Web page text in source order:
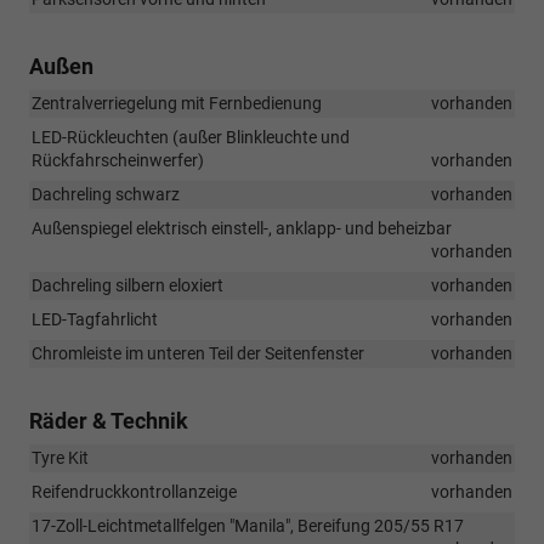
Außen
Zentralverriegelung mit Fernbedienung
vorhanden
LED-Rückleuchten (außer Blinkleuchte und
Rückfahrscheinwerfer)
vorhanden
Dachreling schwarz
vorhanden
Außenspiegel elektrisch einstell-, anklapp- und beheizbar
vorhanden
Dachreling silbern eloxiert
vorhanden
LED-Tagfahrlicht
vorhanden
Chromleiste im unteren Teil der Seitenfenster
vorhanden
Räder & Technik
Tyre Kit
vorhanden
Reifendruckkontrollanzeige
vorhanden
17-Zoll-Leichtmetallfelgen "Manila", Bereifung 205/55 R17